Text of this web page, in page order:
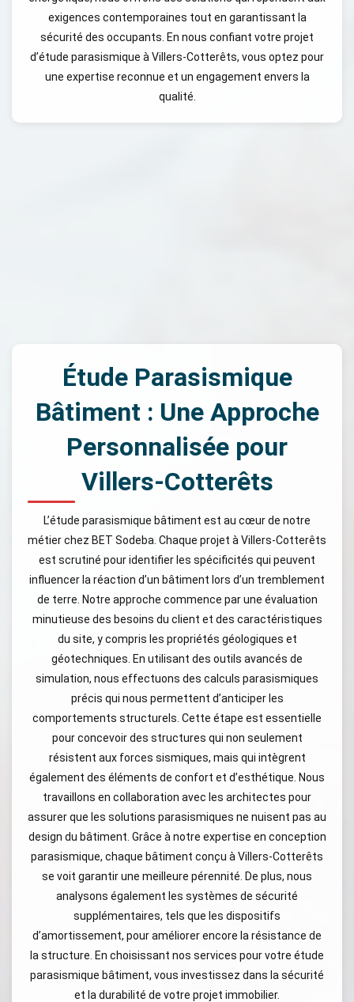
exigences contemporaines tout en garantissant la
sécurité des occupants. En nous confiant votre projet
d’étude parasismique à Villers-Cotterêts, vous optez pour
une expertise reconnue et un engagement envers la
qualité.
Étude Parasismique
Bâtiment : Une Approche
Personnalisée pour
Villers-Cotterêts
L’étude parasismique bâtiment est au cœur de notre
métier chez BET Sodeba. Chaque projet à Villers-Cotterêts
est scrutiné pour identifier les spécificités qui peuvent
influencer la réaction d’un bâtiment lors d’un tremblement
de terre. Notre approche commence par une évaluation
minutieuse des besoins du client et des caractéristiques
du site, y compris les propriétés géologiques et
géotechniques. En utilisant des outils avancés de
simulation, nous effectuons des calculs parasismiques
précis qui nous permettent d’anticiper les
comportements structurels. Cette étape est essentielle
pour concevoir des structures qui non seulement
résistent aux forces sismiques, mais qui intègrent
également des éléments de confort et d’esthétique. Nous
travaillons en collaboration avec les architectes pour
assurer que les solutions parasismiques ne nuisent pas au
design du bâtiment. Grâce à notre expertise en conception
parasismique, chaque bâtiment conçu à Villers-Cotterêts
se voit garantir une meilleure pérennité. De plus, nous
analysons également les systèmes de sécurité
supplémentaires, tels que les dispositifs
d’amortissement, pour améliorer encore la résistance de
la structure. En choisissant nos services pour votre étude
parasismique bâtiment, vous investissez dans la sécurité
et la durabilité de votre projet immobilier.